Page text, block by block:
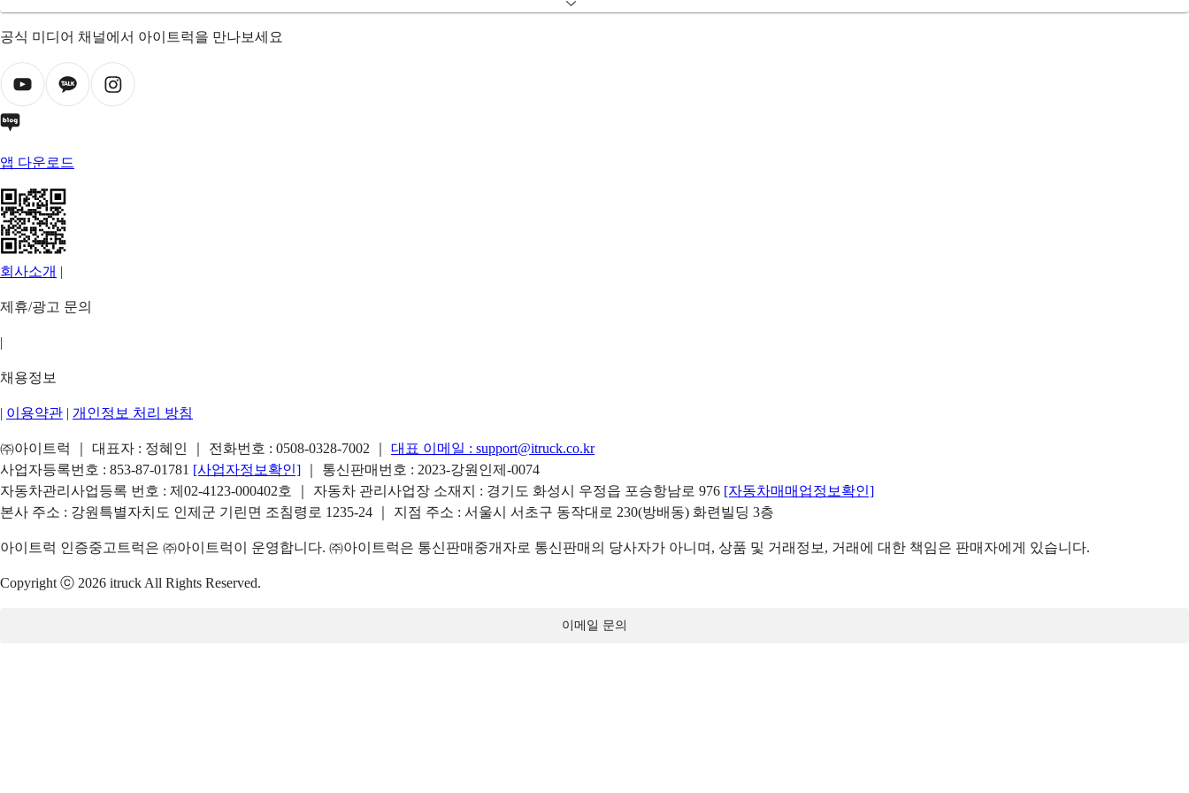
공식 미디어 채널에서 아이트럭을 만나보세요
앱 다운로드
회사소개 |
제휴/광고 문의
|
채용정보
| 이용약관 | 개인정보 처리 방침
㈜아이트럭 ｜ 대표자 : 정혜인 ｜ 전화번호 : 0508-0328-7002 대표 이메일 : support@itruck.co.kr
사업자등록번호 : 853-87-01781 [사업자정보확인]
｜ 통신판매번호 : 2023-강원인제-0074
자동차관리사업등록 번호 : 제02-4123-000402호 ｜ 자동차 관리사업장 소재지 : 경기도 화성시 우정읍 포승항남로 976 [자동차매매업정보확인]
본사 주소 : 강원특별자치도 인제군 기린면 조침령로 1235-24 ｜ 지점 주소 : 서울시 서초구 동작대로 230(방배동) 화련빌딩 3층
아이트럭 인증중고트럭은 ㈜아이트럭이 운영합니다. ㈜아이트럭은 통신판매중개자로 통신판매의 당사자가 아니며, 상품 및 거래정보, 거래에 대한 책임은 판매자에게 있습니다.
Copyright ⓒ 2026 itruck All Rights Reserved.
이메일 문의